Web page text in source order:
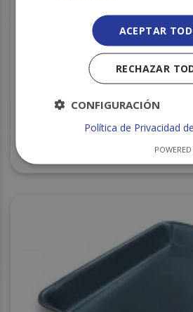
S/780
ACEPTAR
RECHAZAR
CONFIGURACIÓN
Política de Privacidad